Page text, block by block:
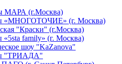
МАРА (г.Москва)
«МНОГОТОЧИЕ» (г. Москва)
"Краски" (г.Москва)
family» (г. Москва)
шоу "KaZanova"
"ТРИАДА"